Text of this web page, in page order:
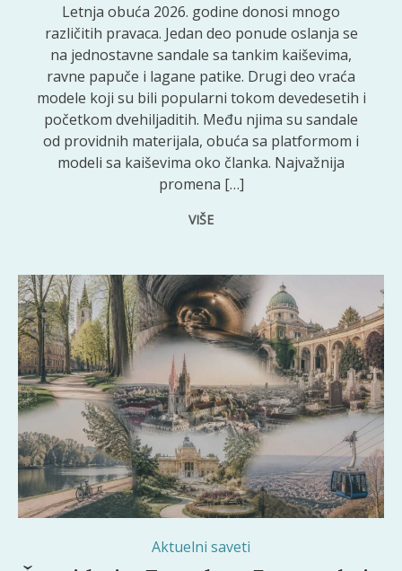
Letnja obuća 2026. godine donosi mnogo
različitih pravaca. Jedan deo ponude oslanja se
na jednostavne sandale sa tankim kaiševima,
ravne papuče i lagane patike. Drugi deo vraća
modele koji su bili popularni tokom devedesetih i
početkom dvehiljaditih. Među njima su sandale
od providnih materijala, obuća sa platformom i
modeli sa kaiševima oko članka. Najvažnija
promena […]
VIŠE
Zagreb ima više od 30 parkova i zelenih površina dostupnih posetiocima.
Aktuelni saveti